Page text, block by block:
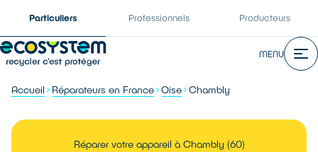
Particuliers Professionnels Producteurs
MENU
Accueil Réparateurs en France Oise Chambly
Réparer votre appareil à Chambly (60)